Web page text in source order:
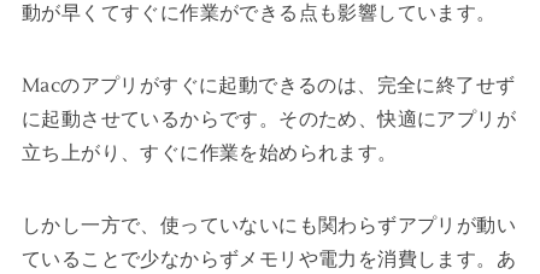
動が早くてすぐに作業ができる点も影響しています。
Macのアプリがすぐに起動できるのは、完全に終了せず
に起動させているからです。そのため、快適にアプリが
立ち上がり、すぐに作業を始められます。
しかし一方で、使っていないにも関わらずアプリが動い
ていることで少なからずメモリや電力を消費します。あ